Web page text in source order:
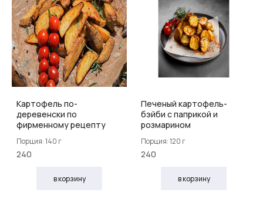
Картофель по-
деревенски по
фирменному рецепту
Порция: 140 г
240
в корзину
Печеный картофель-
бэйби с паприкой и
розмарином
Порция: 120 г
240
в корзину